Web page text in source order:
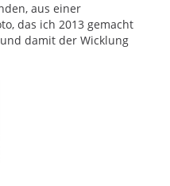
aus einer
das ich 2013 gemacht
damit der Wicklung